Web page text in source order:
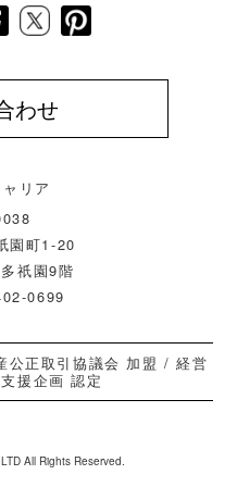
わせ
ャリア
園町1-20
祇園9階
0699
公正取引協議会 加盟 / 経営
援企画 認定
All Rights Reserved.